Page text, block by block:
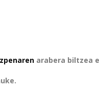
arabera biltzea